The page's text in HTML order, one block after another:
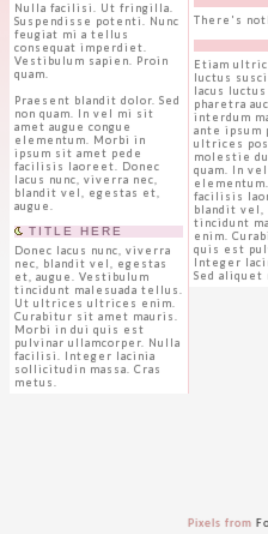
Nulla facilisi. Ut fringilla.
Suspendisse potenti. Nunc
feugiat mi a tellus
consequat imperdiet.
Vestibulum sapien. Proin
quam.
Praesent blandit dolor. Sed
non quam. In vel mi sit
amet augue congue
elementum. Morbi in
ipsum sit amet pede
facilisis laoreet. Donec
lacus nunc, viverra nec,
blandit vel, egestas et,
augue.
TITLE HERE
Donec lacus nunc, viverra
nec, blandit vel, egestas
et, augue. Vestibulum
tincidunt malesuada tellus.
Ut ultrices ultrices enim.
Curabitur sit amet mauris.
Morbi in dui quis est
pulvinar ullamcorper. Nulla
facilisi. Integer lacinia
sollicitudin massa. Cras
metus.
There's
Etiam
luctus
lacus
pharetra
interdum
ante ipsum
ultrices
molestie
quam. In
facilisis
blandit vel,
tincidunt
enim.
quis est
Integer
Sed aliquet
Pixels from